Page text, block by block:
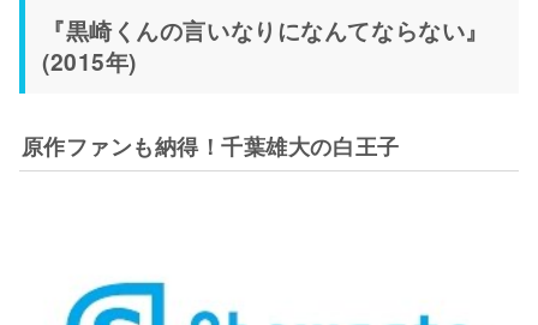
『黒崎くんの言いなりになんてならない』
(2015年)
原作ファンも納得！千葉雄大の白王子